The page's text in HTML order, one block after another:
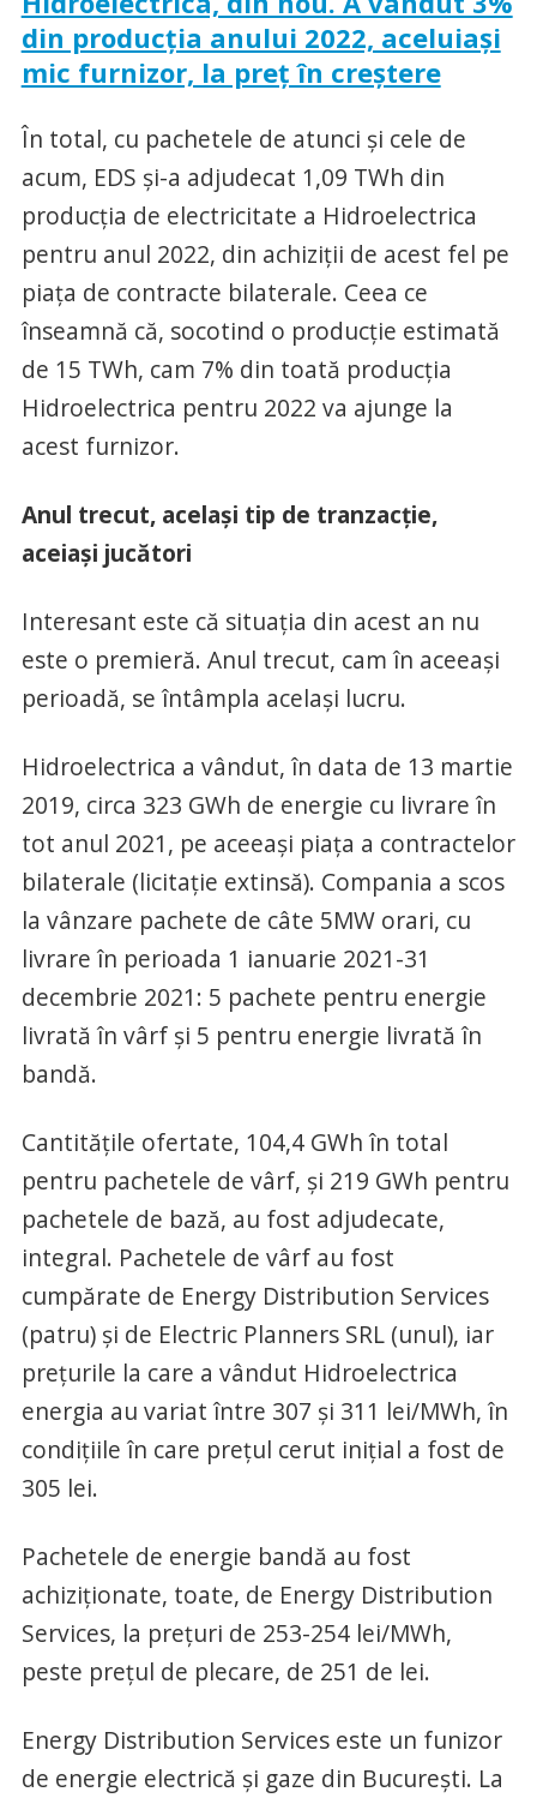
din producția anului 2022, aceluiaşi
mic furnizor, la preţ în creştere
În total, cu pachetele de atunci și cele de
acum, EDS și-a adjudecat 1,09 TWh din
producția de electricitate a Hidroelectrica
pentru anul 2022, din achiziții de acest fel pe
piața de contracte bilaterale. Ceea ce
înseamnă că, socotind o producție estimată
de 15 TWh, cam 7% din toată producția
Hidroelectrica pentru 2022 va ajunge la
acest furnizor.
Anul trecut, același tip de tranzacție,
aceiași jucători
Interesant este că situația din acest an nu
este o premieră. Anul trecut, cam în aceeași
perioadă, se întâmpla același lucru.
Hidroelectrica a vândut, în data de 13 martie
2019, circa 323 GWh de energie cu livrare în
tot anul 2021, pe aceeași piaţa a contractelor
bilaterale (licitaţie extinsă). Compania a scos
la vânzare pachete de câte 5MW orari, cu
livrare în perioada 1 ianuarie 2021-31
decembrie 2021: 5 pachete pentru energie
livrată în vârf şi 5 pentru energie livrată în
bandă.
Cantităţile ofertate, 104,4 GWh în total
pentru pachetele de vârf, şi 219 GWh pentru
pachetele de bază, au fost adjudecate,
integral. Pachetele de vârf au fost
cumpărate de Energy Distribution Services
(patru) şi de Electric Planners SRL (unul), iar
preţurile la care a vândut Hidroelectrica
energia au variat între 307 şi 311 lei/MWh, în
condiţiile în care preţul cerut iniţial a fost de
305 lei.
Pachetele de energie bandă au fost
achiziţionate, toate, de Energy Distribution
Services, la preţuri de 253-254 lei/MWh,
peste preţul de plecare, de 251 de lei.
Energy Distribution Services este un funizor
de energie electrică și gaze din București. La